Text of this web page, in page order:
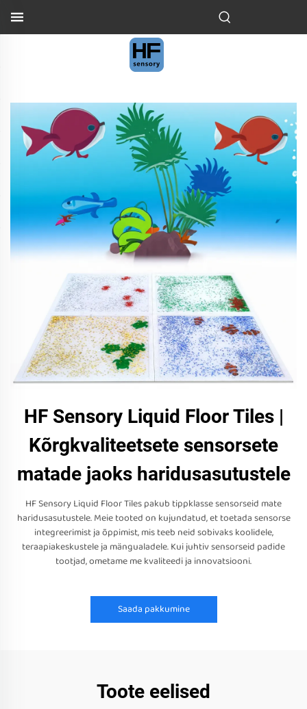
HF Sensory Liquid Floor Tiles |
Kõrgkvaliteetsete sensorsete
matade jaoks haridusasutustele
HF Sensory Liquid Floor Tiles pakub tippklasse sensorseid mate
haridusasutustele. Meie tooted on kujundatud, et toetada sensorse
integreerimist ja õppimist, mis teeb neid sobivaks koolidele,
teraapiakeskustele ja mängualadele. Kui juhtiv sensorseid padide
tootjad, ometame me kvaliteedi ja innovatsiooni.
Saada pakkumine
Toote eelised